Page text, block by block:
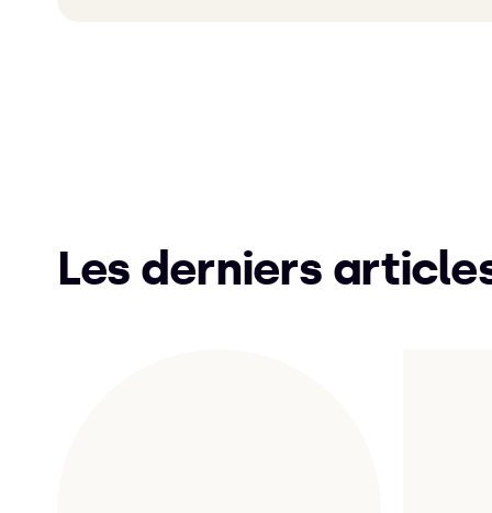
Les derniers